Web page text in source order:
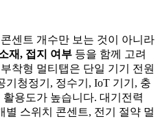
센트 개수만 보는 것이 아니라
재, 접지 여부 등을 함께 고려
착형 멀티탭은 단일 기기 전원
기청정기, 정수기, IoT 기기, 충
용도가 높습니다. 대기전력
별 스위치 콘센트, 전기 절약 멀